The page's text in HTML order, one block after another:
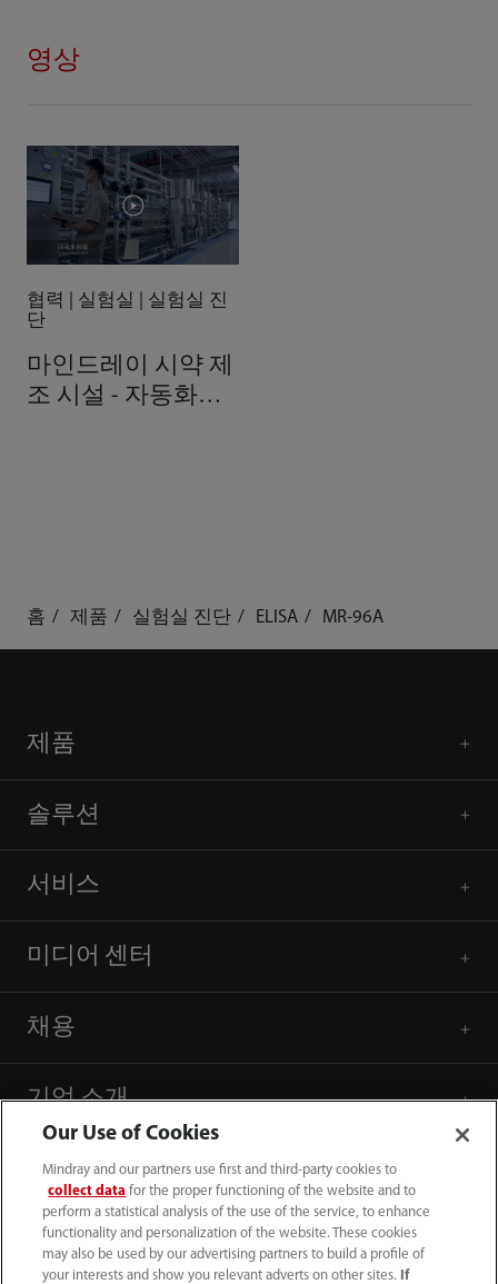
영상
협력 | 실험실 | 실험실 진
단
마인드레이 시약 제
조 시설 - 자동화로
홈 제품 실험실 진단 ELISA MR-96A
제품
솔루션
서비스
미디어 센터
채용
기업 소개
연락처 정보
Our Use of Cookies
Mindray and our partners use first and third-party cookies to
collect data for the proper functioning of the website and to
perform a statistical analysis of the use of the service, to enhance
functionality and personalization of the website. These cookies
may also be used by our advertising partners to build a profile of
your interests and show you relevant adverts on other sites.
If